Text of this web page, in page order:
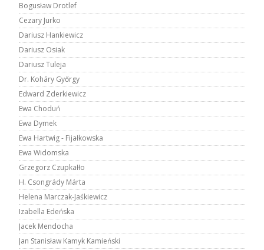
Bogusław Drotlef
Cezary Jurko
Dariusz Hankiewicz
Dariusz Osiak
Dariusz Tuleja
Dr. Koháry Győrgy
Edward Zderkiewicz
Ewa Choduń
Ewa Dymek
Ewa Hartwig - Fijałkowska
Ewa Widomska
Grzegorz Czupkałło
H. Csongrády Márta
Helena Marczak-Jaśkiewicz
Izabella Edeńska
Jacek Mendocha
Jan Stanisław Kamyk Kamieński